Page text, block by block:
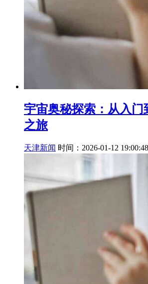
宇宙奥秘探索：从入门
之旅
天津新闻 时间：2026-01-12 19:00:48